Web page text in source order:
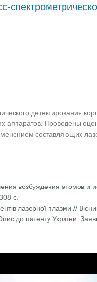
детектирования
аппаратов. Проведены
составляющих
возбуждения атомов и
с.
лазерної плазми //
до патенту України.